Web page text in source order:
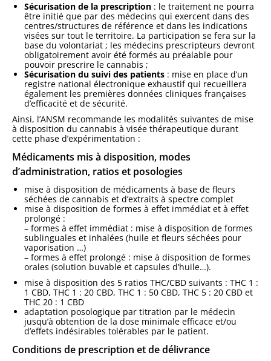
Sécurisation de la prescription : le traitement ne pourra
être initié que par des médecins qui exercent dans des
centres/structures de référence et dans les indications
visées sur tout le territoire. La participation se fera sur la
base du volontariat ; les médecins prescripteurs devront
obligatoirement avoir été formés au préalable pour
pouvoir prescrire le cannabis ;
Sécurisation du suivi des patients : mise en place d’un
registre national électronique exhaustif qui recueillera
également les premières données cliniques françaises
d’efficacité et de sécurité.
Ainsi, l’ANSM recommande les modalités suivantes de mise
à disposition du cannabis à visée thérapeutique durant
cette phase d’expérimentation :
Médicaments mis à disposition, modes
d’administration, ratios et posologies
mise à disposition de médicaments à base de fleurs
séchées de cannabis et d’extraits à spectre complet
mise à disposition de formes à effet immédiat et à effet
prolongé :
– formes à effet immédiat : mise à disposition de formes
sublinguales et inhalées (huile et fleurs séchées pour
vaporisation …)
– formes à effet prolongé : mise à disposition de formes
orales (solution buvable et capsules d’huile…).
mise à disposition des 5 ratios THC/CBD suivants : THC 1 :
1 CBD, THC 1 : 20 CBD, THC 1 : 50 CBD, THC 5 : 20 CBD et
THC 20 : 1 CBD
adaptation posologique par titration par le médecin
jusqu’à obtention de la dose minimale efficace et/ou
d’effets indésirables tolérables par le patient.
Conditions de prescription et de délivrance